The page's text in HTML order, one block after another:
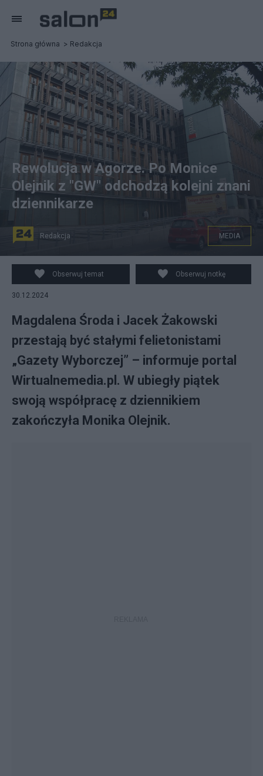
Strona główna Redakcja
na zdjęciu: Siedziba dziennika "Gazeta Wyborcza" i
Wydawnictwa Agora S.A. fot. PAP/Szymon Pulcyn
Rewolucja w Agorze. Po Monice
Olejnik z "GW" odchodzą kolejni znani
dziennikarze
Redakcja MEDIA
Obserwuj temat Obserwuj notkę
30.12.2024
Magdalena Środa i Jacek Żakowski
przestają być stałymi felietonistami
„Gazety Wyborczej” – informuje portal
Wirtualnemedia.pl. W ubiegły piątek
swoją współpracę z dziennikiem
zakończyła Monika Olejnik.